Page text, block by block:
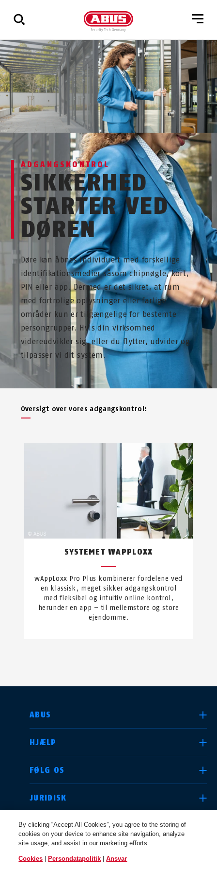
Vis
alle
resultater
ADGANGSKONTROL
SIKKERHED
STARTER VED
DØREN
Døre kan åbnes individuelt med forskellige
identifikationsmedier såsom chipnøgle, kort,
PIN eller app. Dermed er det sikret, at rum
med fortrolige oplysninger eller farlige
områder kun er tilgængelige for bestemte
persongrupper. Hvis din virksomhed
videreudvikler sig, eller du flytter, udvider og
tilpasser vi dit system.
Oversigt over vores adgangskontrol:
SYSTEMET WAPPLOXX
wAppLoxx Pro Plus kombinerer fordelene ved
en klassisk, meget sikker adgangskontrol
med fleksibel og intuitiv online kontrol,
herunder en app – til mellemstore og store
ejendomme.
ABUS
HJÆLP
FØLG OS
JURIDISK
VÆLG DIT LAND
Deutschland
Canada
By clicking “Accept All Cookies”, you agree to the storing of
cookies on your device to enhance site navigation, analyze
site usage, and assist in our marketing efforts.
Cookies Persondatapolitik |Ansvar